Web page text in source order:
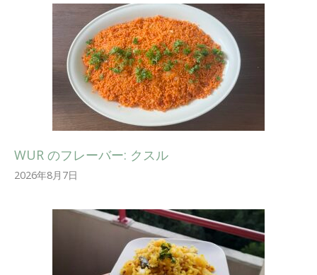
WUR のフレーバー: クスル
2026年8月7日